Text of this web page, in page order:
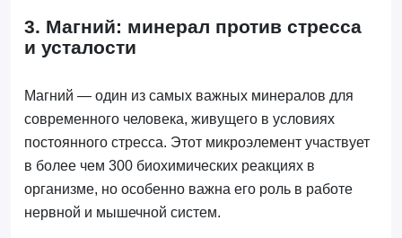
3. Магний: минерал против стресса
и усталости
Магний — один из самых важных минералов для
современного человека, живущего в условиях
постоянного стресса. Этот микроэлемент участвует
в более чем 300 биохимических реакциях в
организме, но особенно важна его роль в работе
нервной и мышечной систем.